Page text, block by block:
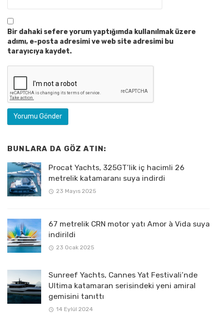
Bir dahaki sefere yorum yaptığımda kullanılmak üzere
adımı, e-posta adresimi ve web site adresimi bu
tarayıcıya kaydet.
BUNLARA DA GÖZ ATIN:
Procat Yachts, 325GT’lik iç hacimli 26
metrelik katamaranı suya indirdi
23 Mayıs 2025
67 metrelik CRN motor yatı Amor à Vida suya
indirildi
23 Ocak 2025
Sunreef Yachts, Cannes Yat Festivali’nde
Ultima katamaran serisindeki yeni amiral
gemisini tanıttı
14 Eylül 2024